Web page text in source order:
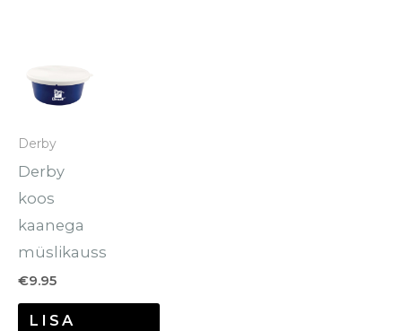
Derby
Derby
koos
kaanega
müslikauss
€9.95
LISA